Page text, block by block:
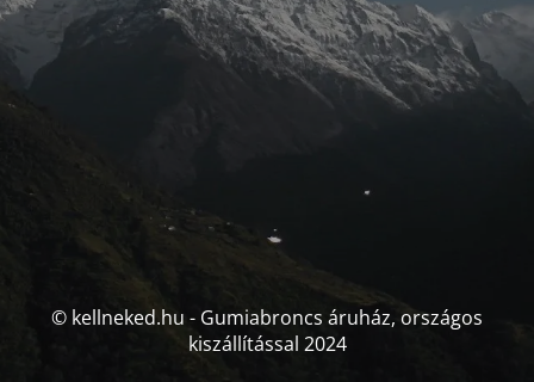
© kellneked.hu - Gumiabroncs áruház, országos
kiszállítással 2024